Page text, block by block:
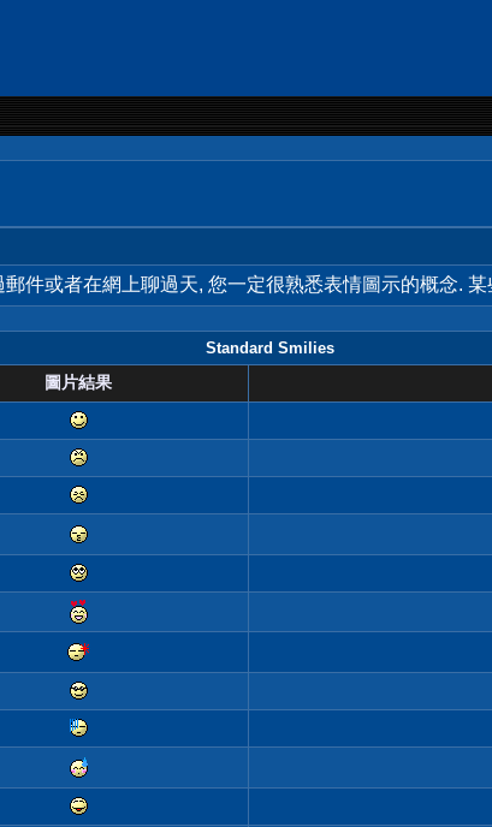
件或者在網上聊過天, 您一定很熟悉表情圖示的概念.
Standard Smilies
圖片結果